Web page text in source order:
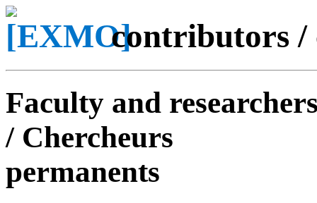
contributors /
Faculty and
/ Chercheurs
permanents